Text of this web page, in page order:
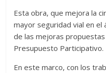
Esta obra, que mejora la
mayor seguridad vial en
de las mejoras
Presupuesto Participativo.
En este marco, con los